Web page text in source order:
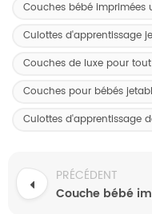
Couches bébé imprimées
Culottes d'apprentissage
Couches de luxe pour
Couches pour bébés
Culottes d'apprentissage
PRÉCÉDENT
Couche bébé